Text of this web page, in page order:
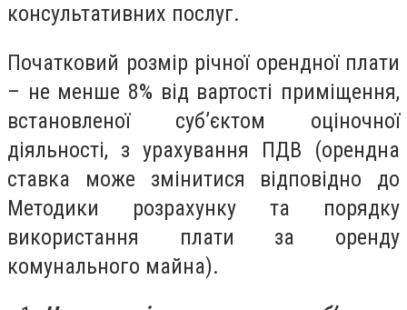
консультативних послуг.
Початковий розмір річної орендної плати
– не менше 8% від вартості приміщення,
встановленої суб’єктом оціночної
діяльності, з урахування ПДВ (орендна
ставка може змінитися відповідно до
Методики розрахунку та порядку
використання плати за оренду
комунального майна).